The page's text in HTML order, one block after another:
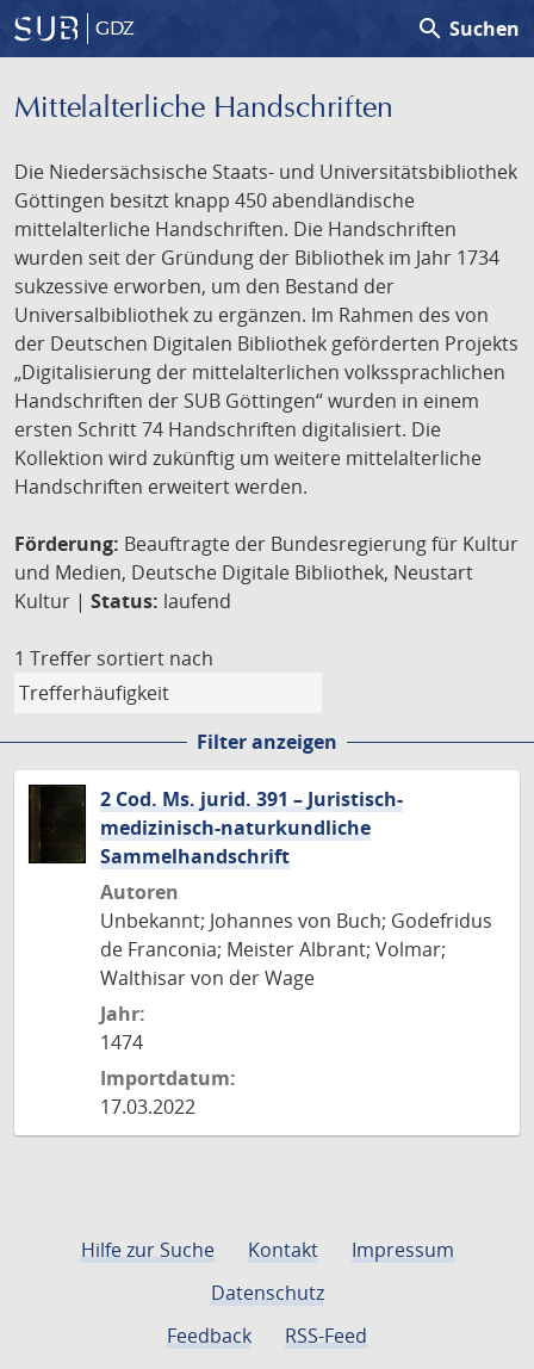
GDZ search Suchen
Mittelalterliche Handschriften
Die Niedersächsische Staats- und Universitätsbibliothek
Göttingen besitzt knapp 450 abendländische
mittelalterliche Handschriften. Die Handschriften
wurden seit der Gründung der Bibliothek im Jahr 1734
sukzessive erworben, um den Bestand der
Universalbibliothek zu ergänzen. Im Rahmen des von
der Deutschen Digitalen Bibliothek geförderten Projekts
„Digitalisierung der mittelalterlichen volkssprachlichen
Handschriften der SUB Göttingen“ wurden in einem
ersten Schritt 74 Handschriften digitalisiert. Die
Kollektion wird zukünftig um weitere mittelalterliche
Handschriften erweitert werden.
Förderung: Beauftragte der Bundesregierung für Kultur
und Medien, Deutsche Digitale Bibliothek, Neustart
Kultur | Status: laufend
1 Treffer sortiert nach
Filter anzeigen
2 Cod. Ms. jurid. 391 – Juristisch-
medizinisch-naturkundliche
Sammelhandschrift
Autoren
Unbekannt; Johannes von Buch; Godefridus
de Franconia; Meister Albrant; Volmar;
Walthisar von der Wage
Jahr:
1474
Importdatum:
17.03.2022
Hilfe zur Suche Kontakt
Impressum
Datenschutz
Feedback
RSS-Feed